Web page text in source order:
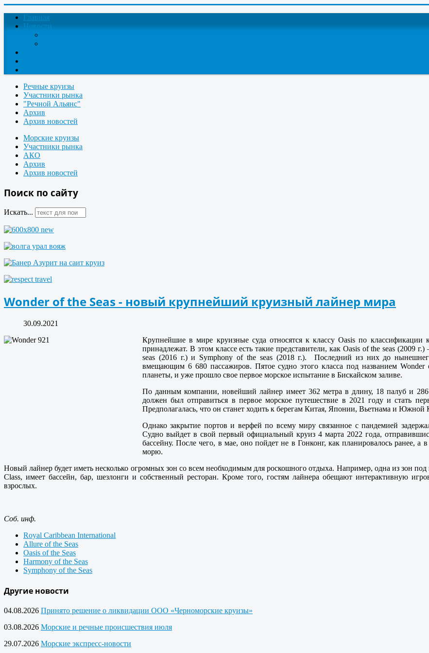
Главная
Новости
Речные круизы
Участники рынка
"Речной Альянс"
Архив
Архив новостей
Морские круизы
Участники рынка
АКО
Архив
Архив новостей
Поиск по сайту
Искать...
Wonder of the Seas - новый крупнейший круизный лайнер мира
30.09.2021
Крупнейшие в мире круизные суда относятся к классу Oasis по
принадлежат. В этом классе есть такие представители, как Oasis of the seas (2009
seas (2016 г.) и Symphony of the seas (2018 г.). Последний из них до
вмещающим 6 680 пассажиров. Пятое судно этого класса под названием
планеты, и уже прошло свое первое морское испытание в Бискайском заливе.
По данным компании, новейший лайнер имеет 362 метра в длину, 18 палуб и
должен был отправиться в первое морское путешествие в 2021 году и стать
Предполагалась, что он станет ходить к берегам Китая, Японии, Вьетнама и Южной
Однако закрытие портов и верфей по всему миру связанное с пандемией
Судно выйдет в свой первый официальный круиз 4 марта 2022 года,
бассейну. После чего, в мае, оно пойдет не в Гонконг, как планировалось ранее,
морю.
Новый лайнер будет иметь несколько огромных зон со всем необходимым для роскошного отдыха. Например, одна из зон
Class, имеет бассейн, бар, шезлонги и собственный ресторан. Кроме того, гостям лайнера обещают интерактивную
взрослых.
Соб. инф.
Royal Caribbean International
Allure of the Seas
Oasis of the Seas
Harmony of the Seas
Symphony of the Seas
Другие новости
04.08.2026 Принято решение о ликвидации ООО «Черноморские круизы»
03.08.2026 Морские и речные происшествия июля
29.07.2026 Морские экспресс-новости